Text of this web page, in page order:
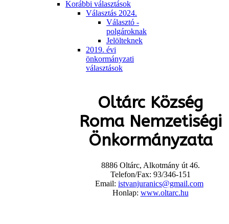
Korábbi választások
Választás 2024.
Választó -
polgároknak
Jelölteknek
2019. évi
önkormányzati
választások
Oltárc Község
Roma Nemzetiségi
Önkormányzata
8886 Oltárc, Alkotmány út 46.
Telefon/Fax: 93/346-151
Email: istvanjuranics@gmail.com
Honlap: www.oltarc.hu